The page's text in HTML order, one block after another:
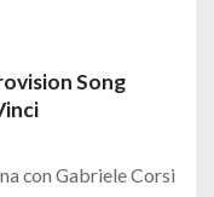
Song
con Gabriele Corsi